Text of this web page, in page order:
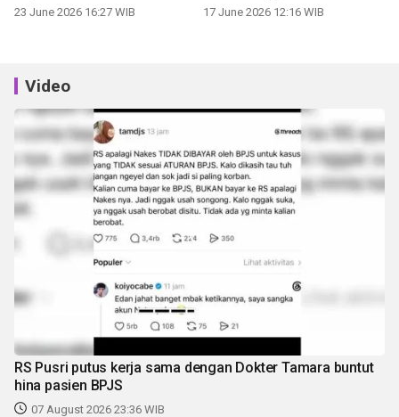
23 June 2026 16:27 WIB 17 June 2026 12:16 WIB
Video
RS Pusri putus kerja sama dengan Dokter Tamara buntut
hina pasien BPJS
07 August 2026 23:36 WIB